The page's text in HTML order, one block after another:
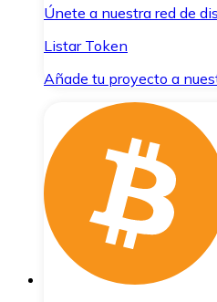
Únete a nuestra red de
Listar Token
Añade tu proyecto a